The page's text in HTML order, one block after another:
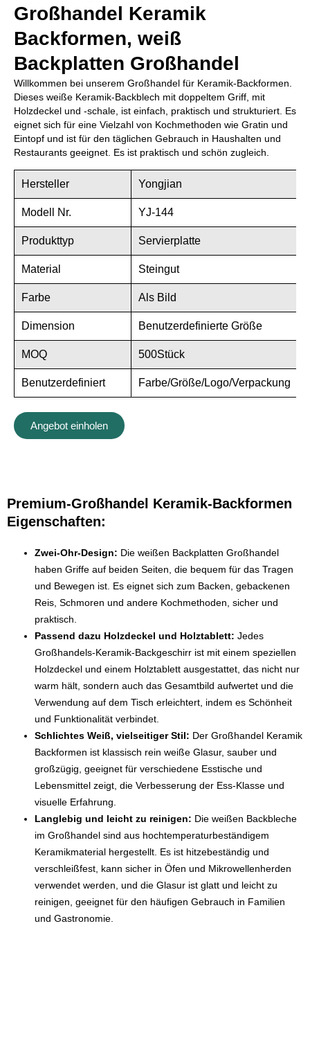
Großhandel Keramik
Backformen, weiß
Backplatten Großhandel
Willkommen bei unserem Großhandel für Keramik-Backformen.
Dieses weiße Keramik-Backblech mit doppeltem Griff, mit
Holzdeckel und -schale, ist einfach, praktisch und strukturiert. Es
eignet sich für eine Vielzahl von Kochmethoden wie Gratin und
Eintopf und ist für den täglichen Gebrauch in Haushalten und
Restaurants geeignet. Es ist praktisch und schön zugleich.
Hersteller Yongjian
Modell Nr. YJ-144
Produkttyp Servierplatte
Material Steingut
Farbe Als Bild
Dimension Benutzerdefinierte Größe
MOQ 500Stück
Benutzerdefiniert Farbe/Größe/Logo/Verpackung
Angebot einholen
Premium-Großhandel Keramik-Backformen
Eigenschaften:
Zwei-Ohr-Design: Die weißen Backplatten Großhandel
haben Griffe auf beiden Seiten, die bequem für das Tragen
und Bewegen ist. Es eignet sich zum Backen, gebackenen
Reis, Schmoren und andere Kochmethoden, sicher und
praktisch.
Passend dazu Holzdeckel und Holztablett: Jedes
Großhandels-Keramik-Backgeschirr ist mit einem speziellen
Holzdeckel und einem Holztablett ausgestattet, das nicht nur
warm hält, sondern auch das Gesamtbild aufwertet und die
Verwendung auf dem Tisch erleichtert, indem es Schönheit
und Funktionalität verbindet.
Schlichtes Weiß, vielseitiger Stil: Der Großhandel Keramik
Backformen ist klassisch rein weiße Glasur, sauber und
großzügig, geeignet für verschiedene Esstische und
Lebensmittel zeigt, die Verbesserung der Ess-Klasse und
visuelle Erfahrung.
Langlebig und leicht zu reinigen: Die weißen Backbleche
im Großhandel sind aus hochtemperaturbeständigem
Keramikmaterial hergestellt. Es ist hitzebeständig und
verschleißfest, kann sicher in Öfen und Mikrowellenherden
verwendet werden, und die Glasur ist glatt und leicht zu
reinigen, geeignet für den häufigen Gebrauch in Familien
und Gastronomie.